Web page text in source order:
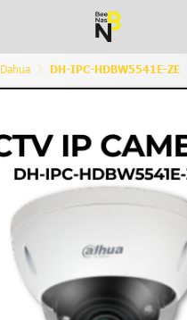
Dahua DH-IPC-HDBW5541E-ZE